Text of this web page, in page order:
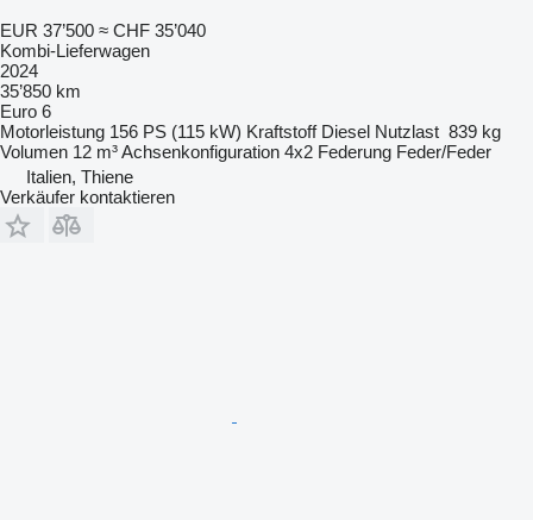
EUR 37’500 ≈ CHF 35’040
Kombi-Lieferwagen
2024
35’850 km
Euro 6
Motorleistung 156 PS (115 kW) Kraftstoff Diesel Nutzlast 839 kg
Volumen 12 m³Achsenkonfiguration 4x2 Federung Feder/Feder
Italien, Thiene
Verkäufer kontaktieren